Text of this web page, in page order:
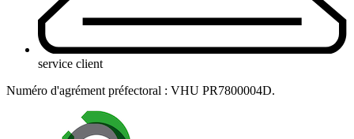
service client
Numéro d'agrément préfectoral : VHU PR7800004D.